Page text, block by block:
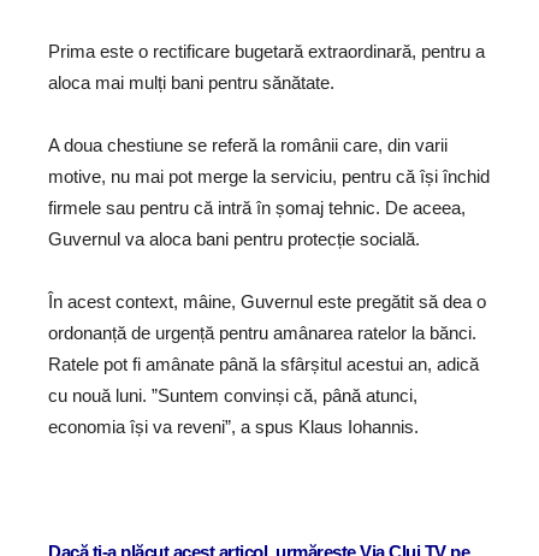
Prima este o rectificare bugetară extraordinară, pentru a
aloca mai mulți bani pentru sănătate.
A doua chestiune se referă la românii care, din varii
motive, nu mai pot merge la serviciu, pentru că își închid
firmele sau pentru că intră în șomaj tehnic. De aceea,
Guvernul va aloca bani pentru protecție socială.
În acest context, mâine, Guvernul este pregătit să dea o
ordonanță de urgență pentru amânarea ratelor la bănci.
Ratele pot fi amânate până la sfârșitul acestui an, adică
cu nouă luni. ”Suntem convinși că, până atunci,
economia își va reveni”, a spus Klaus Iohannis.
Dacă ţi-a plăcut acest articol, urmăreşte Via Cluj TV pe